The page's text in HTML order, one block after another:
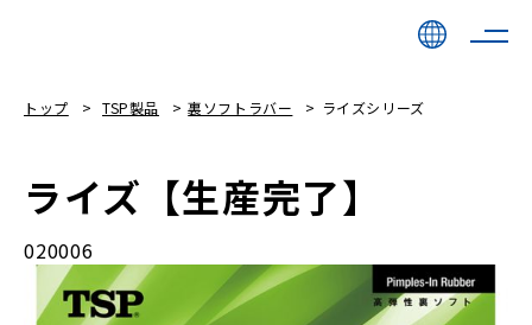
トップ TSP製品 裏ソフトラバー ライズシリーズ
ライズ【生産完了】
020006